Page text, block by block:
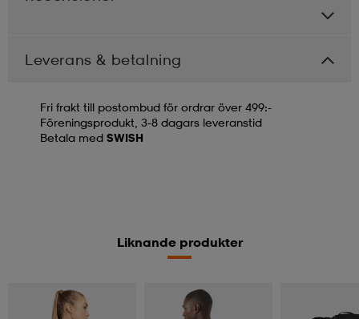
Leverans & betalning
Fri frakt till postombud för ordrar över 499:-
Föreningsprodukt, 3-8 dagars leveranstid
Betala med SWISH
Liknande produkter